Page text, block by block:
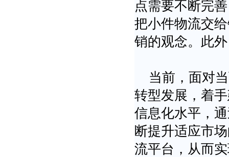
点需要不断完
把小件物流交
销的观念。此
当前，面对
转型发展，着
信息化水平，
断提升适应市
流平台，从而